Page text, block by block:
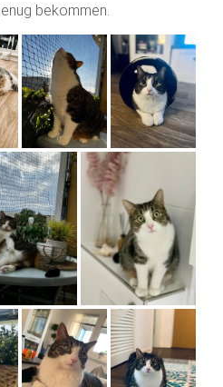
bekommen.